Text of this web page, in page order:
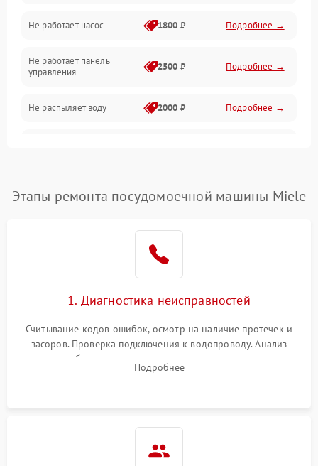
Вода
Гигиена
Программное обеспечение
Не работает насос 1800 ₽ Подробнее →
Не работает панель
управления
2500 ₽ Подробнее →
Не распыляет воду 2000 ₽ Подробнее →
воды
1800 ₽ Подробнее →
Проблемы с
Этапы ремонта посудомоечной машины Miele
1. Диагностика неисправностей
Считывание кодов ошибок, осмотр на наличие протечек и
засоров. Проверка подключения к водопроводу. Анализ
жалоб на отсутствие слива, нагрева, вращения
разбрызгивателей или срабатывание системы защиты
Подробнее